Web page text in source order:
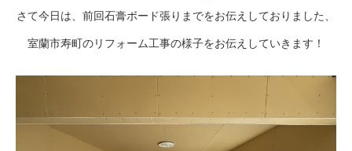
さて今日は、前回石膏ボード張りまでをお伝えしておりました、
室蘭市寿町のリフォーム工事の様子をお伝えしていきます！